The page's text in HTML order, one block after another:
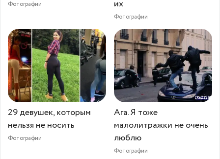
Фотографии
их
Фотографии
29 девушек, которым
нельзя не носить
Фотографии
Ага. Я тоже
малолитражки не очень
люблю
Фотографии